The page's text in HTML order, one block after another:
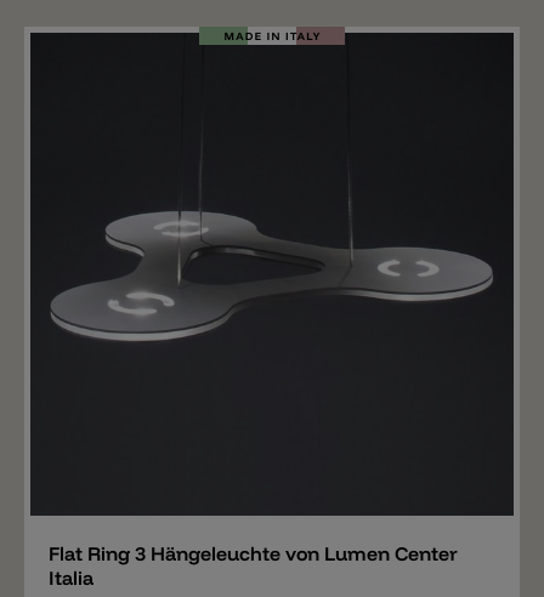
Flat Ring 3 Hängeleuchte von Lumen Center
Italia